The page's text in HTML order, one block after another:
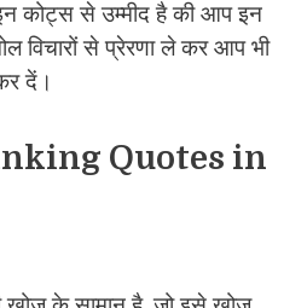
कोट्स से उम्मीद है की आप इन
विचारों से प्रेरणा ले कर आप भी
दें।
Quotes in